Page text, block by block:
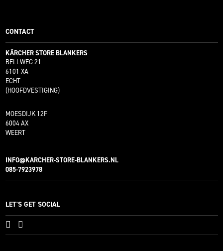
CONTACT
KÄRCHER STORE BLANKERS
BELLWEG 21
6101 XA
ECHT
(HOOFDVESTIGING)
MOESDIJK 12F
6004 AX
WEERT
INFO@KARCHER-STORE-BLANKERS.NL
085-7923978
LET'S GET SOCIAL